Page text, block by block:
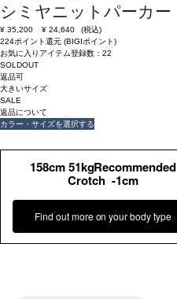
シミヤニットパーカー
¥ 35,200 ¥ 24,640
(税込)
224ポイント還元 (BIGIポイント)
お気に入りアイテム登録数： 22
SOLDOUT
返品可
大きいサイズ
SALE
返品について
カラー・サイズを選択する
158cm 51kgRecommended
Crotch -1cm
Find out more on your body type